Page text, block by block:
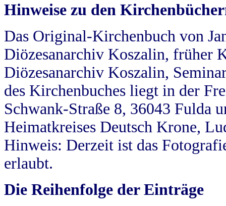
Hinweise zu den
Das Original-Kirchenbuch von
Diözesanarchiv Koszalin, früher
Diözesanarchiv Koszalin,
des Kirchenbuches liegt in der
Schwank-Straße 8, 36043 Fulda
Heimatkreises Deutsch Krone,
Hinweis: Derzeit ist das
erlaubt.
Die Reihenfolge der Einträge